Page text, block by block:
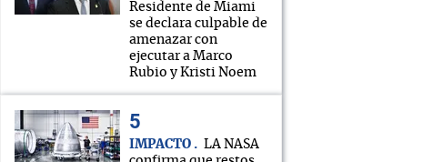
Residente de Miami
se declara culpable de
amenazar con
ejecutar a Marco
Rubio y Kristi Noem
IMPACTO
LA NASA